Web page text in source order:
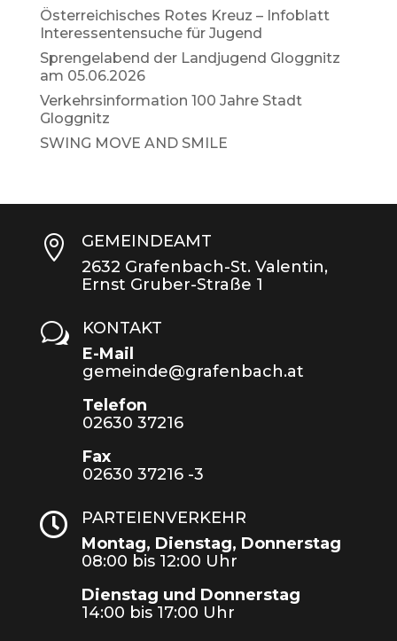
Österreichisches Rotes Kreuz – Infoblatt
Interessentensuche für Jugend
Sprengelabend der Landjugend Gloggnitz
am 05.06.2026
Verkehrsinformation 100 Jahre Stadt
Gloggnitz
SWING MOVE AND SMILE

GEMEINDEAMT
2632 Grafenbach-St. Valentin,
Ernst Gruber-Straße 1
w
KONTAKT
E-Mail
gemeinde@grafenbach.at
Telefon
02630 37216
Fax
02630 37216 -3

PARTEIENVERKEHR
Montag, Dienstag, Donnerstag
08:00 bis 12:00 Uhr
Dienstag und Donnerstag
14:00 bis 17:00 Uhr